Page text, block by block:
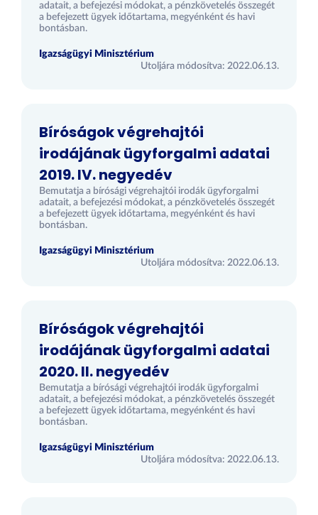
adatait, a befejezési módokat, a pénzkövetelés összegét
a befejezett ügyek időtartama, megyénként és havi
bontásban.
Igazságügyi Minisztérium
Utoljára módosítva: 2022.06.13.
Bíróságok végrehajtói
irodájának ügyforgalmi adatai
2019. IV. negyedév
Bemutatja a bírósági végrehajtói irodák ügyforgalmi
adatait, a befejezési módokat, a pénzkövetelés összegét
a befejezett ügyek időtartama, megyénként és havi
bontásban.
Igazságügyi Minisztérium
Utoljára módosítva: 2022.06.13.
Bíróságok végrehajtói
irodájának ügyforgalmi adatai
2020. II. negyedév
Bemutatja a bírósági végrehajtói irodák ügyforgalmi
adatait, a befejezési módokat, a pénzkövetelés összegét
a befejezett ügyek időtartama, megyénként és havi
bontásban.
Igazságügyi Minisztérium
Utoljára módosítva: 2022.06.13.